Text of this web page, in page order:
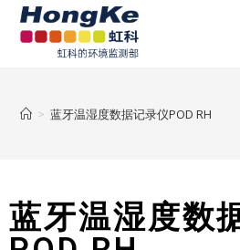
> 蓝牙温湿度数据记录仪POD RH
蓝牙温湿度数